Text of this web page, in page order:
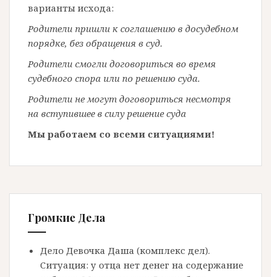
варианты исхода:
Родители пришли к соглашению в досудебном
порядке, без обращения в суд.
Родители смогли договориться во время
судебного спора или по решению суда.
Родители не могут договориться несмотря
на вступившее в силу решение суда
Мы работаем со всеми ситуациями!
Громкие Дела
Дело Девочка Даша (комплекс дел).
Ситуация: у отца нет денег на содержание